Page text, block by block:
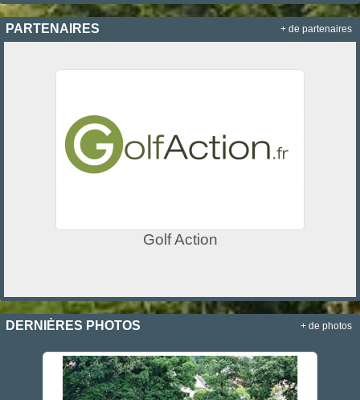
PARTENAIRES
Golf Action
+ de partenaires
DERNIÈRES PHOTOS + de photos